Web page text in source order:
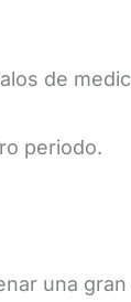
de
periodo.
una